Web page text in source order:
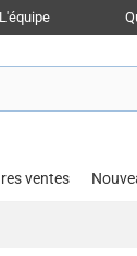
L'équipe
ventes